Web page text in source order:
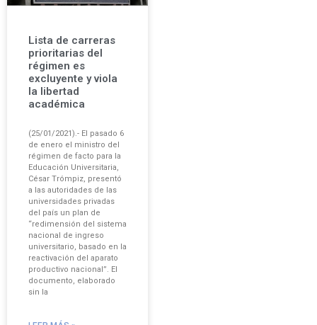
Lista de carreras
prioritarias del
régimen es
excluyente y viola
la libertad
académica
(25/01/2021).- El pasado 6
de enero el ministro del
régimen de facto para la
Educación Universitaria,
César Trómpiz, presentó
a las autoridades de las
universidades privadas
del país un plan de
“redimensión del sistema
nacional de ingreso
universitario, basado en la
reactivación del aparato
productivo nacional”. El
documento, elaborado
sin la